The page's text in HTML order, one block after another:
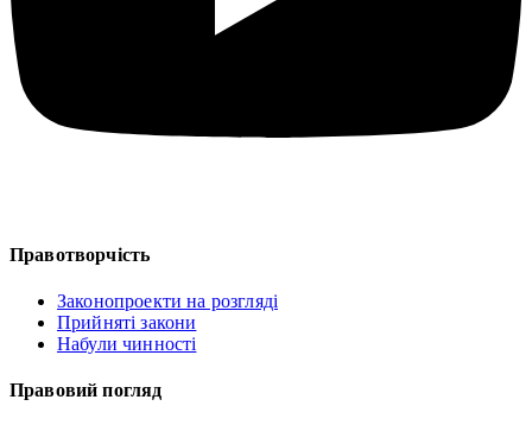
Правотворчість
Законопроекти на розгляді
Прийняті закони
Набули чинності
Правовий погляд